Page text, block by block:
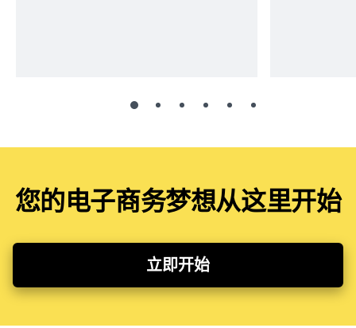
您的电子商务梦想从这里开始
立即开始